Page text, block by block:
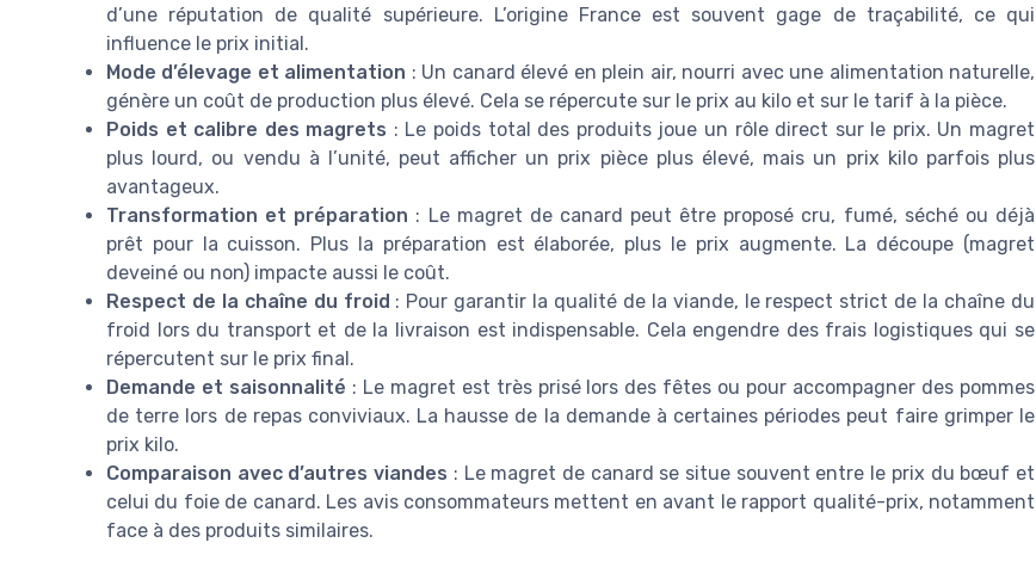
d’une réputation de qualité supérieure. L’origine France est souvent gage de traçabilité, ce qui
influence le prix initial.
Mode d’élevage et alimentation : Un canard élevé en plein air, nourri avec une alimentation naturelle,
génère un coût de production plus élevé. Cela se répercute sur le prix au kilo et sur le tarif à la pièce.
Poids et calibre des magrets : Le poids total des produits joue un rôle direct sur le prix. Un magret
plus lourd, ou vendu à l’unité, peut afficher un prix pièce plus élevé, mais un prix kilo parfois plus
avantageux.
Transformation et préparation : Le magret de canard peut être proposé cru, fumé, séché ou déjà
prêt pour la cuisson. Plus la préparation est élaborée, plus le prix augmente. La découpe (magret
deveiné ou non) impacte aussi le coût.
Respect de la chaîne du froid : Pour garantir la qualité de la viande, le respect strict de la chaîne du
froid lors du transport et de la livraison est indispensable. Cela engendre des frais logistiques qui se
répercutent sur le prix final.
Demande et saisonnalité : Le magret est très prisé lors des fêtes ou pour accompagner des pommes
de terre lors de repas conviviaux. La hausse de la demande à certaines périodes peut faire grimper le
prix kilo.
Comparaison avec d’autres viandes : Le magret de canard se situe souvent entre le prix du bœuf et
celui du foie de canard. Les avis consommateurs mettent en avant le rapport qualité-prix, notamment
face à des produits similaires.